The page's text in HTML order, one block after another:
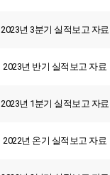
2023년 3분기 실적보고 자료
2023년 반기 실적보고 자료
2023년 1분기 실적보고 자료
2022년 온기 실적보고 자료